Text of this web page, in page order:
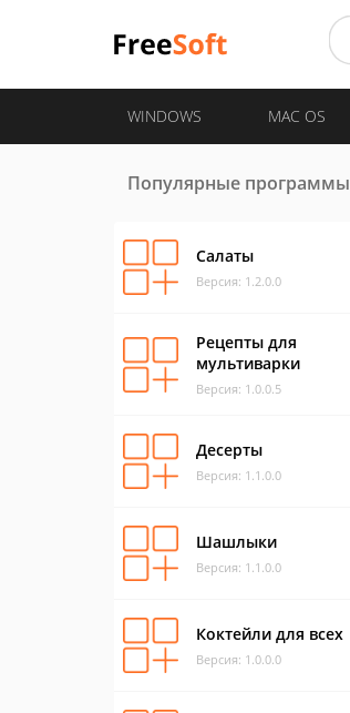
WINDOWS MAC OS
Популярные программы
Салаты
Версия: 1.2.0.0
Рецепты для
мультиварки
Версия: 1.0.0.5
Десерты
Версия: 1.1.0.0
Шашлыки
Версия: 1.1.0.0
Коктейли для всех
Версия: 1.0.0.0